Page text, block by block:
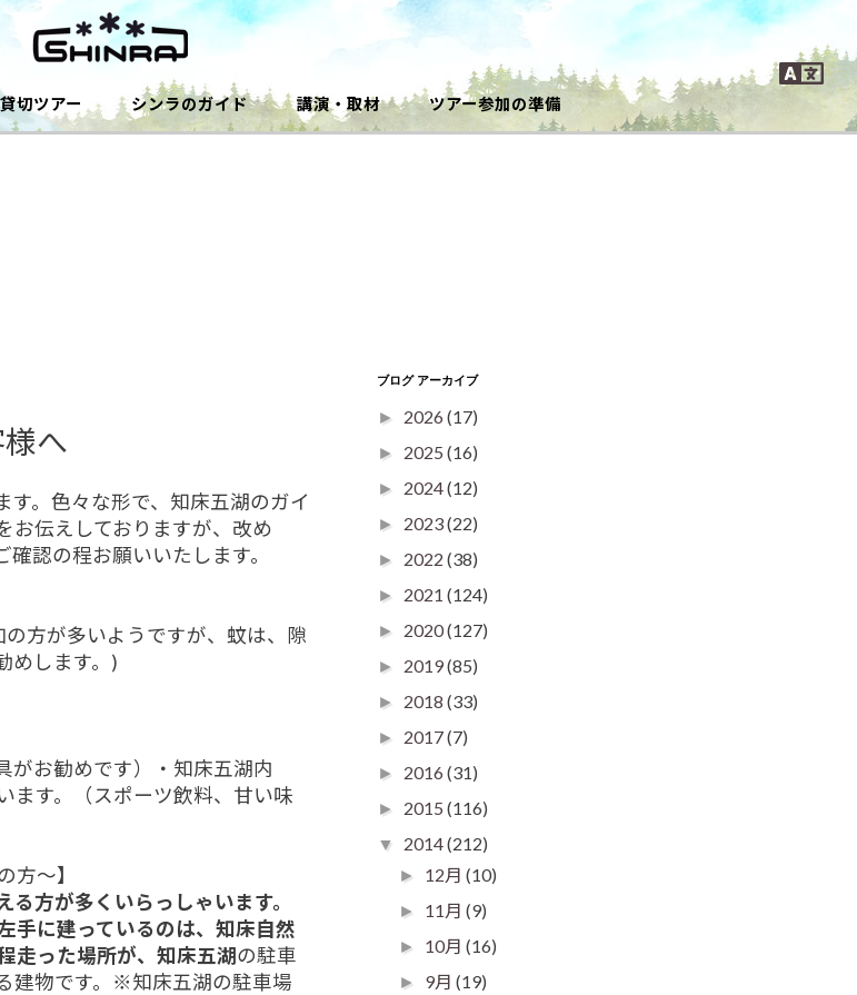
切ツアー シンラのガイド 講演・取材 ツアー参加の準備
へ
。色々な形で、知床五湖のガイ
お伝えしておりますが、改め
認の程お願いいたします。
方が多いようですが、蚊は、隙
めします。)
がお勧めです）・知床五湖内
ます。（スポーツ飲料、甘い味
方～】
方が多くいらっしゃいます。
手に建っているのは、知床自然
走った場所が、知床五湖の駐車
建物です。※知床五湖の駐車場
ブログ アーカイブ
► 2026 (17)
► 2025 (16)
► 2024(12)
► 2023(22)
► 2022 (38)
► 2021 (124)
► 2020(127)
► 2019(85)
► 2018 (33)
► 2017(7)
► 2016 (31)
► 2015 (116)
▼ 2014(212)
► 12月(10)
► 11月(9)
► 10月(16)
► 9月(19)